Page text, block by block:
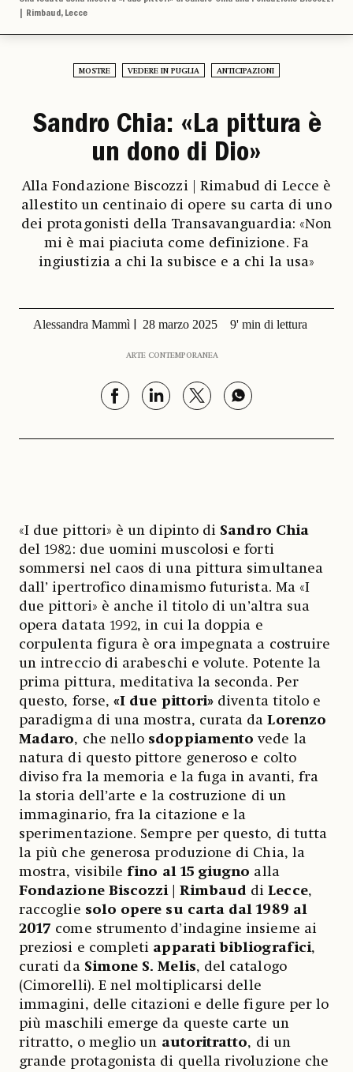
| Rimbaud, Lecce
MOSTRE VEDERE IN PUGLIA ANTICIPAZIONI
Sandro Chia: «La pittura è
un dono di Dio»
Alla Fondazione Biscozzi | Rimabud di Lecce è
allestito un centinaio di opere su carta di uno
dei protagonisti della Transavanguardia: «Non
mi è mai piaciuta come definizione. Fa
ingiustizia a chi la subisce e a chi la usa»
Alessandra Mammì 28 marzo 2025 9' min di lettura
ARTE CONTEMPORANEA
«I due pittori» è un dipinto di Sandro Chia
del 1982: due uomini muscolosi e forti
sommersi nel caos di una pittura simultanea
dall’ ipertrofico dinamismo futurista. Ma «I
due pittori» è anche il titolo di un’altra sua
opera datata 1992, in cui la doppia e
corpulenta figura è ora impegnata a costruire
un intreccio di arabeschi e volute. Potente la
prima pittura, meditativa la seconda. Per
questo, forse,«I due pittori» diventa titolo e
paradigma di una mostra, curata daLorenzo
Madaro, che nello sdoppiamento vede la
natura di questo pittore generoso e colto
diviso fra la memoria e la fuga in avanti, fra
la storia dell’arte e la costruzione di un
immaginario, fra la citazione e la
sperimentazione. Sempre per questo, di tutta
la più che generosa produzione di Chia, la
mostra, visibilefino al 15 giugno alla
Fondazione Biscozzi | Rimbaud diLecce,
raccoglie solo opere su carta dal 1989 al
2017 come strumento d’indagine insieme ai
preziosi e completi apparati bibliografici,
curati da Simone S. Melis, del catalogo
(Cimorelli). E nel moltiplicarsi delle
immagini, delle citazioni e delle figure per lo
più maschili emerge da queste carte un
ritratto, o meglio un autoritratto, di un
grande protagonista di quella rivoluzione che